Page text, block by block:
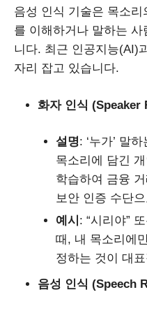
음성 인식 기술은 목소
를 이해하거나 말하는
니다. 최근 인공지능(AI)
자리 잡고 있습니다.
화자 인식 (Speaker
설명: ‘누가’ 말
목소리에 담긴
학습하여 금융
보안 인증 수단
예시 : “시리야”
때, 내 목소리에
정하는 것이 대
음성 인식 (Speech